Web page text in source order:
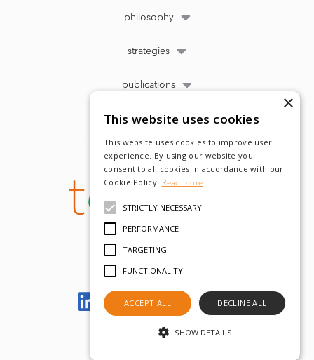
philosophy
strategies
publications
Let's meet on LinkedIn
© tobam 2022
×
This website uses cookies
This website uses cookies to improve user
experience. By using our website you
consent to all cookies in accordance with our
Cookie Policy. Read more
STRICTLY NECESSARY
PERFORMANCE
TARGETING
FUNCTIONALITY
ACCEPT ALL DECLINE ALL
SHOW DETAILS